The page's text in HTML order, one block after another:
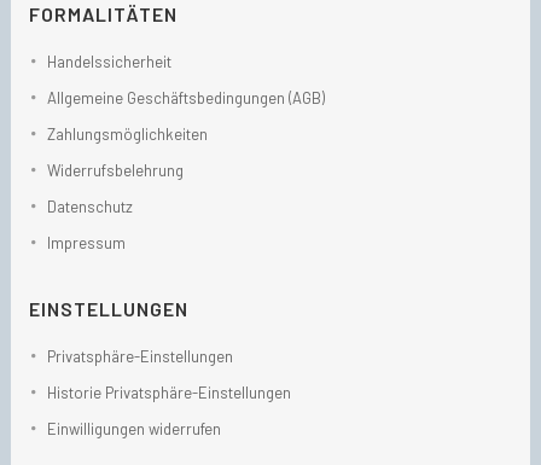
FORMALITÄTEN
Handelssicherheit
Allgemeine Geschäftsbedingungen (AGB)
Zahlungsmöglichkeiten
Widerrufsbelehrung
Datenschutz
Impressum
EINSTELLUNGEN
Privatsphäre-Einstellungen
Historie Privatsphäre-Einstellungen
Einwilligungen widerrufen